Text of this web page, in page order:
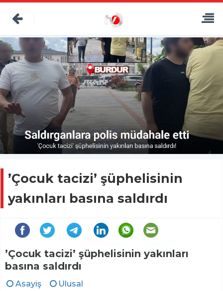
’Çocuk tacizi’ şüphelisinin
yakınları basına saldırdı
’Çocuk tacizi’ şüphelisinin yakınları
basına saldırdı
Asayiş
Ulusal